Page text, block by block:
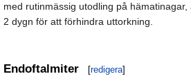
med rutinmässig utodling på
2 dygn för att förhindra uttorkning.
Endoftalmiter [redigera]